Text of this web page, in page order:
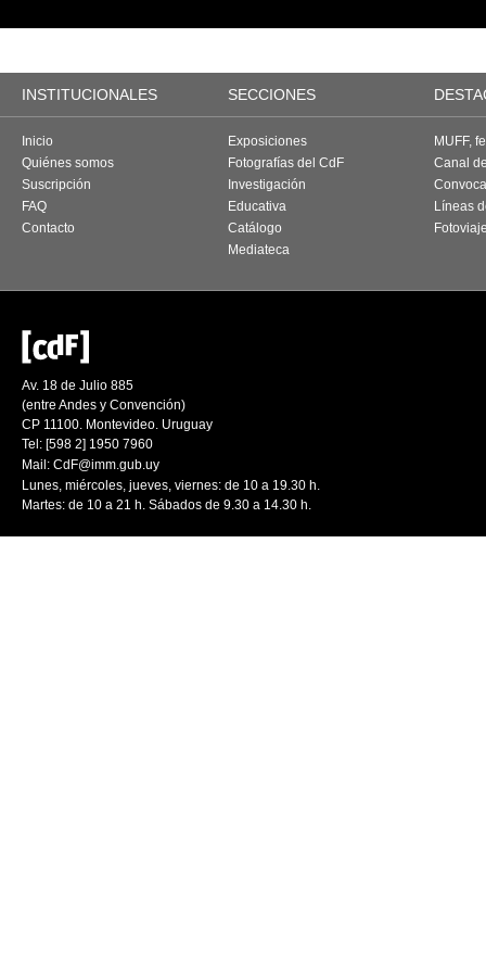
INSTITUCIONALES SECCIONES
Inicio
Quiénes somos
Suscripción
FAQ
Contacto
Exposiciones
Fotografías del CdF
Investigación
Educativa
Catálogo
Mediateca
MUFF,
Canal
Líneas
Av. 18 de Julio 885
(entre Andes y Convención)
CP 11100. Montevideo. Uruguay
Tel: [598 2] 1950 7960
Mail: CdF@imm.gub.uy
Lunes, miércoles, jueves, viernes: de 10 a 19.30 h.
Martes: de 10 a 21 h. Sábados de 9.30 a 14.30 h.